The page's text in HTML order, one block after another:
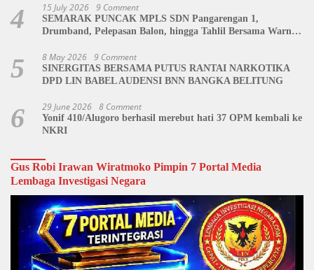
4 15 July 2026 9 Comment
SEMARAK PUNCAK MPLS SDN Pangarengan 1,
Drumband, Pelepasan Balon, hingga Tahlil Bersama Warnai
5 8 May 2026 9 Comment
SINERGITAS BERSAMA PUTUS RANTAI NARKOTIKA
DPD LIN BABEL AUDENSI BNN BANGKA BELITUNG
6 29 June 2026 8 Comment
Yonif 410/Alugoro berhasil merebut hati 37 OPM kembali ke
NKRI
Gus Robi Irawan Wiratmoko Pimpin 7 Portal Media
Lembaga Investigasi Negara
Video
Player